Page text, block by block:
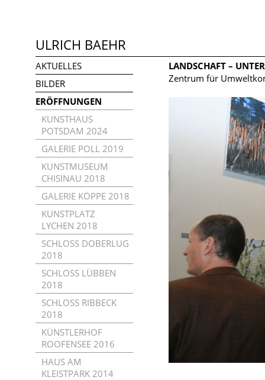
ULRICH BAEHR
LANDSCHAFT –
Zentrum für
AKTUELLES
BILDER
ERÖFFNUNGEN
KUNSTHAUS
POTSDAM 2024
GALERIE POLL 2019
KUNSTMUSEUM
CHISINAU 2018
GALERIE KÖPPE 2018
KUNSTPLATZ
LYCHEN 2018
SCHLOSS DOBERLUG
2018
SCHLOSS LÜBBEN
2018
SCHLOSS RIBBECK
2018
KÜNSTLERHOF
ROOFENSEE 2016
HAUS AM
KLEISTPARK 2014